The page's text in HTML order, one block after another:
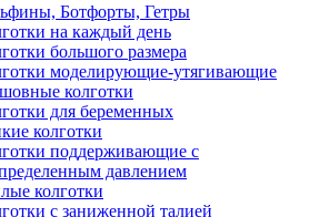
Ботфорты, Гетры
на каждый день
большого размера
моделирующие-утягивающие
колготки
для беременных
колготки
поддерживающие с
давлением
колготки
с заниженной талией